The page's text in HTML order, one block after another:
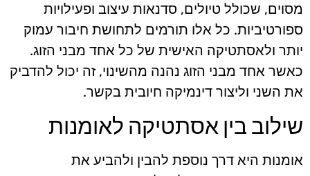
מסוים, שכולל טיולים, סדנאות עיצוב ופעילויות
ספורטיביות. כל אלו תורמים לתחושת חיבור עמוק
יותר ולאסתטיקה האישית של כל אחד מבני הזוג.
כאשר אחד מבני הזוג נהנה מהשינוי, זה יכול להדביק
את השני וליצור דינמיקה חיובית בקשר.
שילוב בין אסתטיקה לאומנות
אומנות היא דרך נוספת להבין ולהביע את